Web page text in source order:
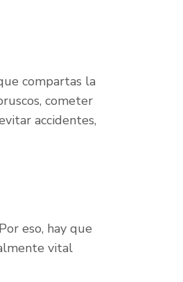
compartas la
cometer
accidentes,
eso, hay que
vital